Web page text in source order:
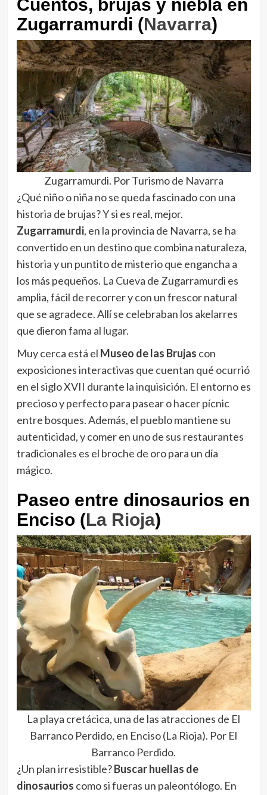
Cuentos, brujas y niebla en
Zugarramurdi (Navarra)
Zugarramurdi. Por Turismo de Navarra
¿Qué niño o niña no se queda fascinado con una
historia de brujas? Y si es real, mejor.
Zugarramurdi, en la provincia de Navarra, se ha
convertido en un destino que combina naturaleza,
historia y un puntito de misterio que engancha a
los más pequeños. La Cueva de Zugarramurdi es
amplia, fácil de recorrer y con un frescor natural
que se agradece. Allí se celebraban los akelarres
que dieron fama al lugar.
Muy cerca está el Museo de las Brujas con
exposiciones interactivas que cuentan qué ocurrió
en el siglo XVII durante la inquisición. El entorno es
precioso y perfecto para pasear o hacer pícnic
entre bosques. Además, el pueblo mantiene su
autenticidad, y comer en uno de sus restaurantes
tradicionales es el broche de oro para un día
mágico.
Paseo entre dinosaurios en
Enciso (La Rioja)
La playa cretácica, una de las atracciones de El
Barranco Perdido, en Enciso (La Rioja). Por El
Barranco Perdido.
¿Un plan irresistible?Buscar huellas de
dinosaurios como si fueras un paleontólogo. En